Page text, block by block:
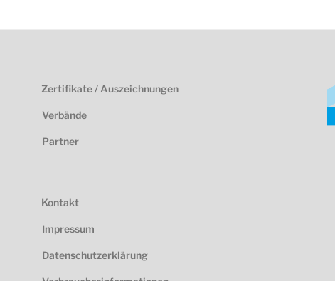
Zertifikate / Auszeichnungen
Verbände
Partner
Kontakt
Impressum
Datenschutzerklärung